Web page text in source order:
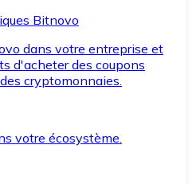
Bitnovo
dans votre entreprise et
d'acheter des coupons
cryptomonnaies.
votre écosystème.